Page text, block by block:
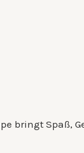
bringt Spaß,